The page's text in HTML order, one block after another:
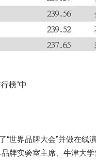
榜”中
世界品牌大会”并做在线
牌实验室主席、牛津大